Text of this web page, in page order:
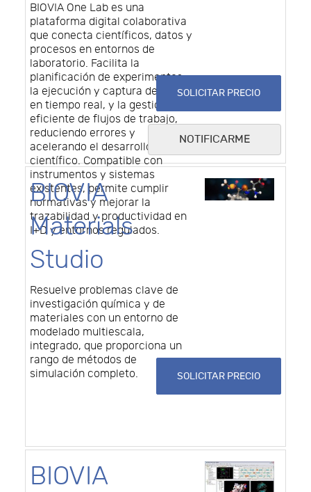
BIOVIA One Lab es una
plataforma digital colaborativa
que conecta científicos, datos y
procesos en entornos de
laboratorio. Facilita la
planificación de experimentos,
la ejecución y captura de datos
en tiempo real, y la gestión
eficiente de flujos de trabajo,
reduciendo errores y
acelerando el desarrollo
científico. Compatible con
instrumentos y sistemas
existentes, permite cumplir
normativas y mejorar la
trazabilidad y productividad en
I+D y entornos regulados.
SOLICITAR PRECIO
NOTIFICARME
BIOVIA
Materials
Studio
Resuelve problemas clave de
investigación química y de
materiales con un entorno de
modelado multiescala,
integrado, que proporciona un
rango de métodos de
simulación completo.
SOLICITAR PRECIO
BIOVIA